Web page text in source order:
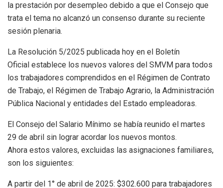
la prestación por desempleo debido a que el Consejo que
trata el tema no alcanzó un consenso durante su reciente
sesión plenaria.
La Resolución 5/2025 publicada hoy en el Boletín
Oficial establece los nuevos valores del SMVM para todos
los trabajadores comprendidos en el Régimen de Contrato
de Trabajo, el Régimen de Trabajo Agrario, la Administración
Pública Nacional y entidades del Estado empleadoras.
El Consejo del Salario Mínimo se había reunido el martes
29 de abril sin lograr acordar los nuevos montos.
Ahora estos valores, excluidas las asignaciones familiares,
son los siguientes:
A partir del 1° de abril de 2025: $302.600 para trabajadores